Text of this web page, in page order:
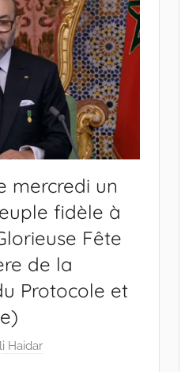
mercredi un
fidèle à
Fête
de la
Protocole et
Haidar